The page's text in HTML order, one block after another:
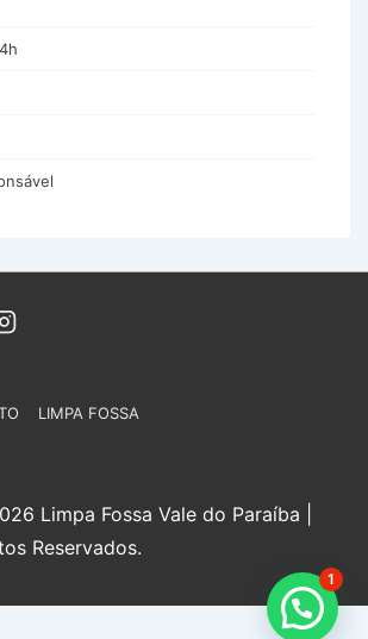
LIMPA FOSSA
Limpa Fossa Vale do Paraíba |
Reservados.
1